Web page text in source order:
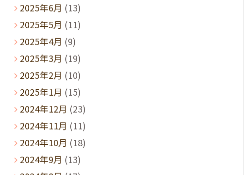
2025年6月 (13)
2025年5月 (11)
2025年4月 (9)
2025年3月 (19)
2025年2月 (10)
2025年1月 (15)
2024年12月 (23)
2024年11月 (11)
2024年10月 (18)
2024年9月 (13)